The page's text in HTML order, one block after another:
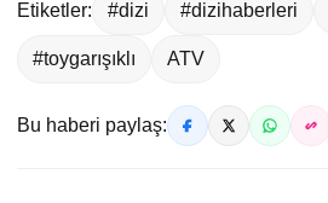
Etiketler: #dizi #dizihaberleri
#toygarışıklı ATV
Bu haberi paylaş: